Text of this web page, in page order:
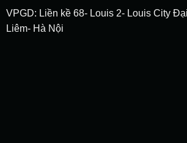
VPGD: Liền kề 68- Louis 2- Louis City
Liêm- Hà Nội